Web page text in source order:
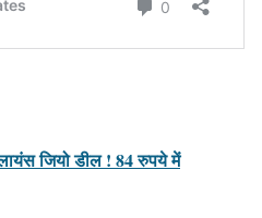
जियो डील ! 84 रुपये में